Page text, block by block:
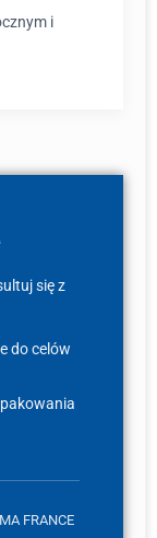
i
się z
do celów
FRANCE